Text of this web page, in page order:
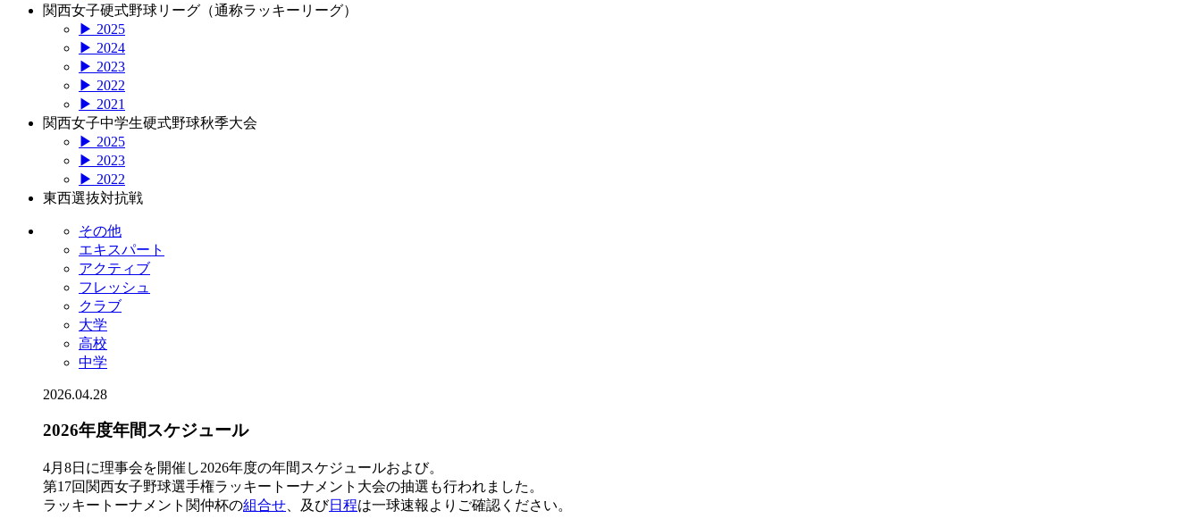
関西女子硬式野球リーグ（通称ラッキーリーグ）
▶ 2025
▶ 2024
▶ 2023
▶ 2022
▶ 2021
関西女子中学生硬式野球秋季大会
▶ 2025
▶ 2023
▶ 2022
東西選抜対抗戦
その他
エキスパート
アクティブ
フレッシュ
クラブ
大学
高校
中学
2026.04.28
2026年度年間スケジュール
4月8日に理事会を開催し2026年度の年間スケジュールおよび。
第17回関西女子野球選手権ラッキートーナメント大会の抽選も行われました。
ラッキートーナメント関仲杯の組合せ 、及び日程は一球速報よりご確認ください。